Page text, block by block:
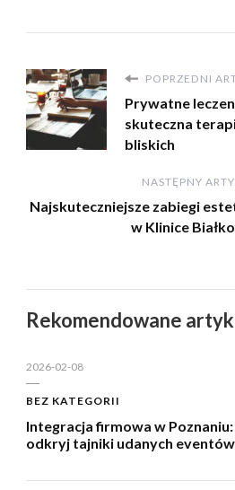
POPRZEDNI
Prywatne
skuteczna
bliskich
NASTĘPNY
Najskuteczniejsze zabiegi
w Klinice
Rekomendowane
2026-02-08
BEZ KATEGORII
Integracja firmowa w Poznaniu:
odkryj tajniki udanych eventów